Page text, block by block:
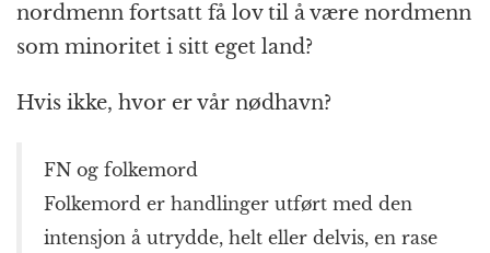
nordmenn fortsatt få lov til å være nordmenn
som minoritet i sitt eget land?
Hvis ikke, hvor er vår nødhavn?
FN og folkemord
Folkemord er handlinger utført med den
intensjon å utrydde, helt eller delvis, en rase